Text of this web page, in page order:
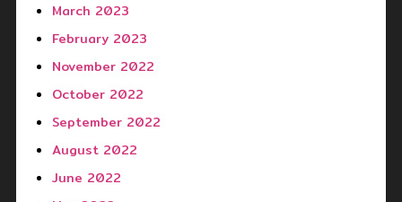
March 2023
February 2023
November 2022
October 2022
September 2022
August 2022
June 2022